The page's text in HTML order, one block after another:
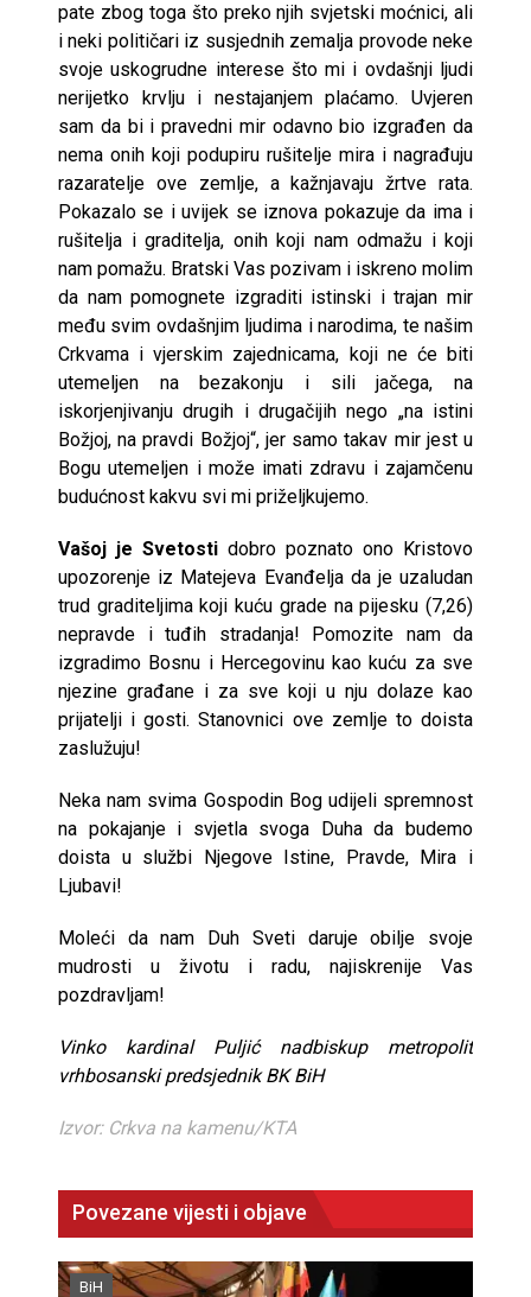
pate zbog toga što preko njih svjetski moćnici, ali
i neki političari iz susjednih zemalja provode neke
svoje uskogrudne interese što mi i ovdašnji ljudi
nerijetko krvlju i nestajanjem plaćamo. Uvjeren
sam da bi i pravedni mir odavno bio izgrađen da
nema onih koji podupiru rušitelje mira i nagrađuju
razaratelje ove zemlje, a kažnjavaju žrtve rata.
Pokazalo se i uvijek se iznova pokazuje da ima i
rušitelja i graditelja, onih koji nam odmažu i koji
nam pomažu. Bratski Vas pozivam i iskreno molim
da nam pomognete izgraditi istinski i trajan mir
među svim ovdašnjim ljudima i narodima, te našim
Crkvama i vjerskim zajednicama, koji ne će biti
utemeljen na bezakonju i sili jačega, na
iskorjenjivanju drugih i drugačijih nego „na istini
Božjoj, na pravdi Božjoj“, jer samo takav mir jest u
Bogu utemeljen i može imati zdravu i zajamčenu
budućnost kakvu svi mi priželjkujemo.
Vašoj je Svetosti dobro poznato ono Kristovo
upozorenje iz Matejeva Evanđelja da je uzaludan
trud graditeljima koji kuću grade na pijesku (7,26)
nepravde i tuđih stradanja! Pomozite nam da
izgradimo Bosnu i Hercegovinu kao kuću za sve
njezine građane i za sve koji u nju dolaze kao
prijatelji i gosti. Stanovnici ove zemlje to doista
zaslužuju!
Neka nam svima Gospodin Bog udijeli spremnost
na pokajanje i svjetla svoga Duha da budemo
doista u službi Njegove Istine, Pravde, Mira i
Ljubavi!
Moleći da nam Duh Sveti daruje obilje svoje
mudrosti u životu i radu, najiskrenije Vas
pozdravljam!
Vinko kardinal Puljić nadbiskup metropolit
vrhbosanski predsjednik BK BiH
Izvor: Crkva na kamenu/KTA
Povezane vijesti i objave
BiH